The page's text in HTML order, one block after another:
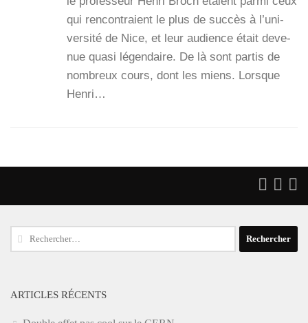
qui ren­con­traient le plus de suc­cès à l’u­ni­
ver­si­té de Nice, et leur audience était deve­
nue qua­si légen­daire. De là sont par­tis de
nom­breux cours, dont les miens. Lorsque
Hen­ri…
Rechercher :
ARTICLES RÉCENTS